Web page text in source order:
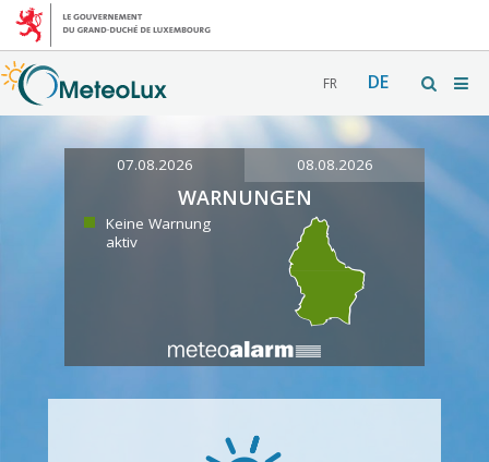
FR DE
07.08.2026 08.08.2026
WARNUNGEN
Keine Warnung
aktiv